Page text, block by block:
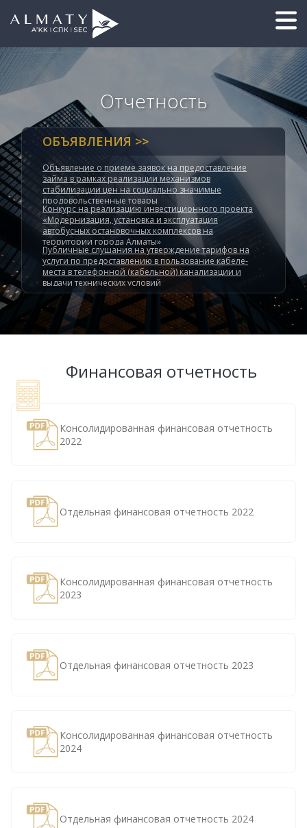
Отчетность
ОБЪЯВЛЕНИЯ >>
Объявление о приеме заявок на предоставление
займа в рамках реализации механизмов
стабилизации цен на социально значимые
продовольственные товары
Конкурс на реализацию инвестиционного проекта
«Модернизация, установка и эксплуатация
автобусных остановочных комплексов на
территории города Алматы»
Публичные слушания на утверждение тарифов на
услуги по предоставлению в пользование кабеле-
места в телефонной (кабельной) канализации и
выдачи технических условий
Финансовая отчетность
Консолидированная финансовая отчетность
2022
Отдельная финансовая отчетность 2022
Консолидированная финансовая отчетность
2023
Отдельная финансовая отчетность 2023
Консолидированная финансовая отчетность
2024
Отдельная финансовая отчетность 2024